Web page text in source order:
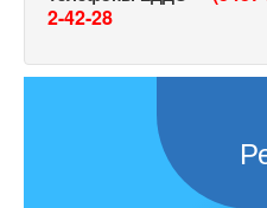
2-42-28